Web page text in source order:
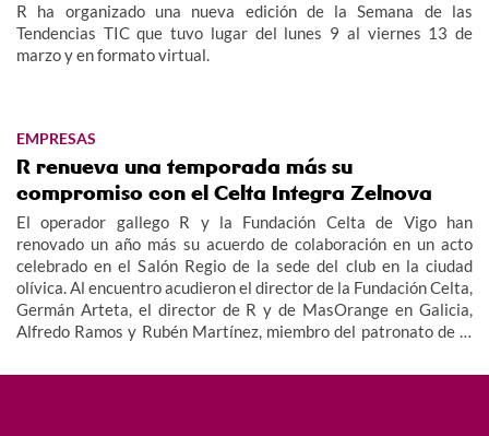
R ha organizado una nueva edición de la Semana de las
Tendencias TIC que tuvo lugar del lunes 9 al viernes 13 de
marzo y en formato virtual.
EMPRESAS
R renueva una temporada más su
compromiso con el Celta Integra Zelnova
El operador gallego R y la Fundación Celta de Vigo han
renovado un año más su acuerdo de colaboración en un acto
celebrado en el Salón Regio de la sede del club en la ciudad
olívica. Al encuentro acudieron el director de la Fundación Celta,
Germán Arteta, el director de R y de MasOrange en Galicia,
Alfredo Ramos y Rubén Martínez, miembro del patronato de la
Celta Integra Zelnova, dando imagen así al valor social de este